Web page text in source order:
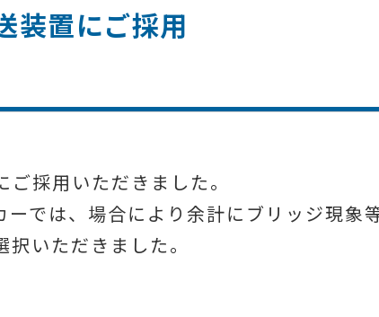
置にご採用
採用いただきました。
では、場合により余計にブリッジ現象
いただきました。